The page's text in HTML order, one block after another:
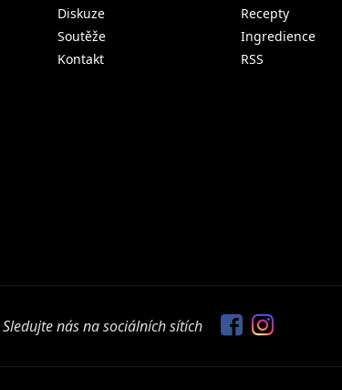
Diskuze
Soutěže
Kontakt
Recepty
Ingredience
RSS
Sledujte nás na sociálních sítích